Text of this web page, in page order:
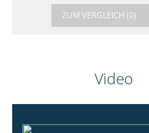
ZUM VERGLEICH (0)
Video